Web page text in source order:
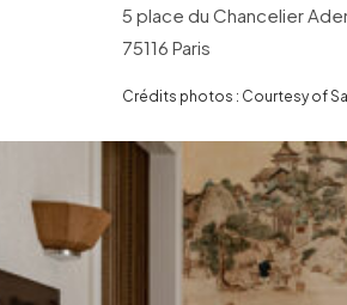
5 place du Chancelier
75116 Paris
Crédits photos : Courtesy of